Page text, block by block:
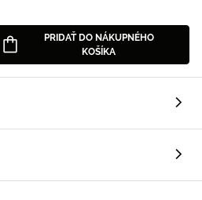
PRIDAŤ DO NÁKUPNÉHO
KOŠÍKA